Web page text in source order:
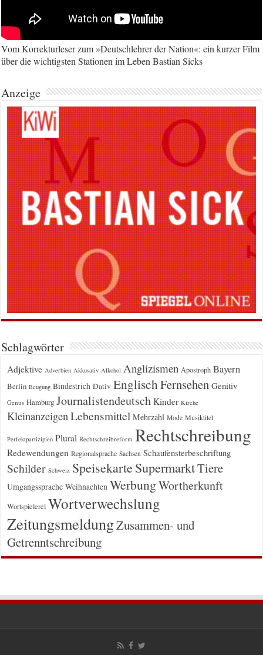
Vom Korrekturleser zum »Deutschlehrer der Nation«: ein kurzer Film
über die wichtigsten Stationen im Leben Bastian Sicks
Anzeige
Schlagwörter
Adjektive Adverbien Akkusativ Alkohol Anglizismen Apostroph Bayern
Berlin Beugung Bindestrich Dativ EnglischFernsehen Genitiv
Genus Hamburg Journalistendeutsch Kinder Kirche
Kleinanzeigen Lebensmittel Mehrzahl Mode Musiktitel
Perfektpartizipien Plural Rechtschreibreform Rechtschreibung
Redewendungen Regionalsprache Sachsen Schaufensterbeschriftung
Schilder Schweiz Speisekarte SupermarktTiere
Umgangssprache Weihnachten WerbungWortherkunft
Wortspielerei Wortverwechslung
ZeitungsmeldungZusammen- und
Getrenntschreibung